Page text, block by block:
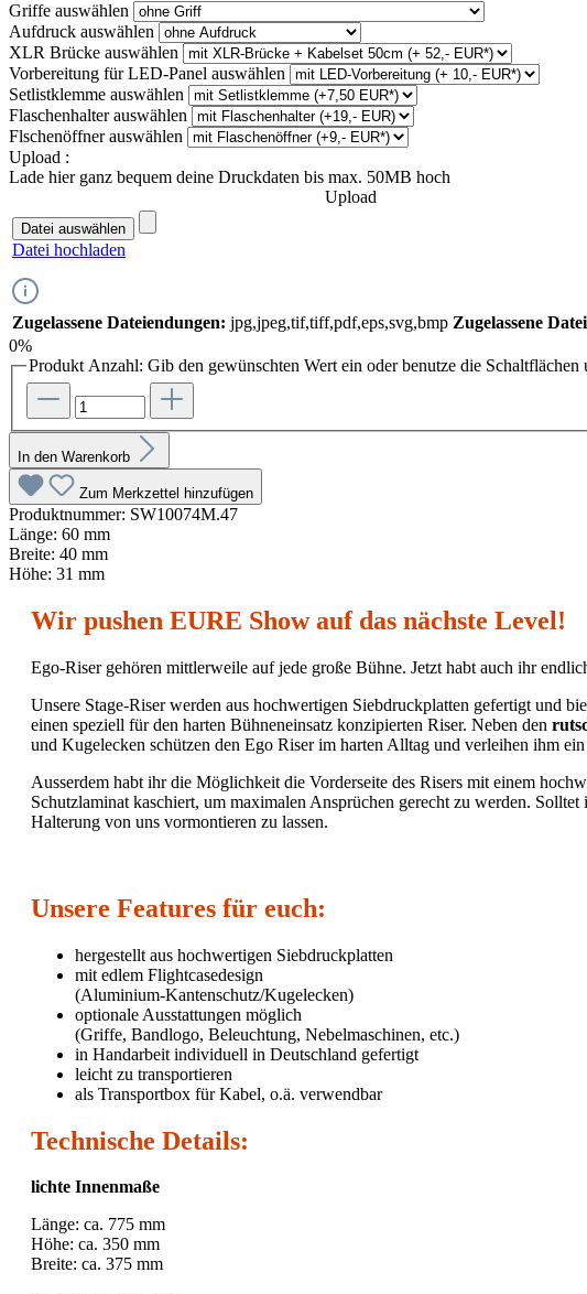
Griffe auswählen
Aufdruck auswählen
XLR Brücke auswählen
Vorbereitung für LED-Panel auswählen
Setlistklemme auswählen
Flaschenhalterauswählen
Flschenöffnerauswählen
Upload :
Lade hier ganz bequem deine Druckdaten bis max. 50MB hoch
Upload
Datei auswählen
Datei hochladen
Zugelassene Dateiendungen: jpg,jpeg,tif,tiff,pdf,eps,svg,bmp Zugelassene
0%
Produkt Anzahl: Gib den gewünschten Wert ein oder benutze die
In den Warenkorb
Zum Merkzettel hinzufügen
Produktnummer: SW10074M.47
Länge: 60 mm
Breite: 40 mm
Höhe: 31 mm
Wir pushen EURE Show auf das nächste Level!
Ego-Riser gehören mittlerweile auf jede große Bühne. Jetzt habt auch ihr
Unsere Stage-Riser werden aus hochwertigen Siebdruckplatten gefertigt und
einen speziell für den harten Bühneneinsatz konzipierten Riser. Neben den
und Kugelecken schützen den Ego Riser im harten Alltag und verleihen ihm
Ausserdem habt ihr die Möglichkeit die Vorderseite des Risers mit einem
Schutzlaminat kaschiert, um maximalen Ansprüchen gerecht zu werden.
Halterung von uns vormontieren zu lassen.
Unsere Features für euch:
hergestellt aus hochwertigen Siebdruckplatten
mit edlem Flightcasedesign
(Aluminium-Kantenschutz/Kugelecken)
optionale Ausstattungen möglich
(Griffe, Bandlogo, Beleuchtung, Nebelmaschinen, etc.)
in Handarbeit individuell in Deutschland gefertigt
leicht zu transportieren
als Transportbox für Kabel, o.ä. verwendbar
Technische Details:
lichte Innenmaße
Länge: ca. 775 mm
Höhe: ca. 350 mm
Breite: ca. 375 mm